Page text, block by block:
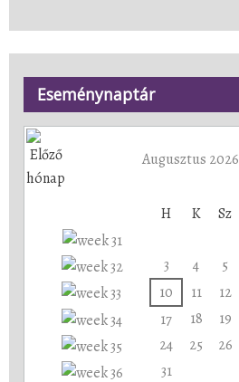
Eseménynaptár
Augusztus 2026
H K Sz
3
4 5
10
11 12
17
18 19
24
25 26
31